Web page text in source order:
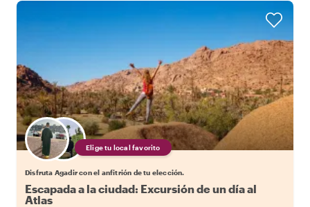
Elige tu local favorito
Disfruta Agadir con el anfitrión de tu elección.
Escapada a la ciudad: Excursión de un día al
Atlas